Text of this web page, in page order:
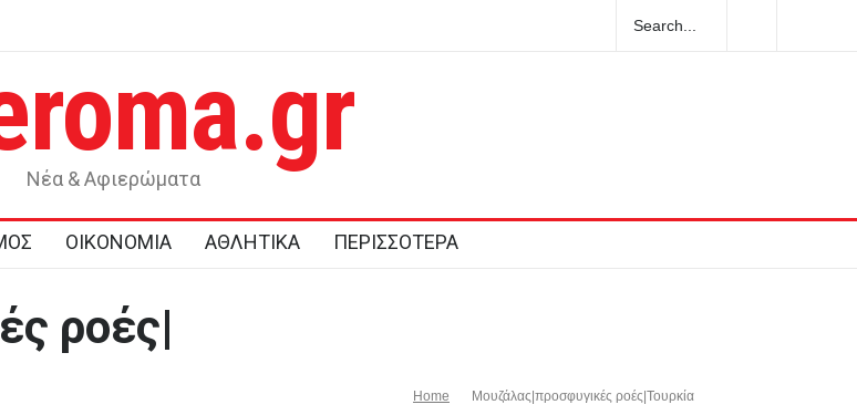
εκτόξευσε αυγά στον
Κούρτι
βαθιά μέσα στη Ρωσία
Νέα & Αφιερώματα
ΟΙΚΟΝΟΜΙΑ ΑΘΛΗΤΙΚΑ ΠΕΡΙΣΣΟΤΕΡΑ
ροές|
Home Μουζάλας|προσφυγικές ροές|Τουρκία